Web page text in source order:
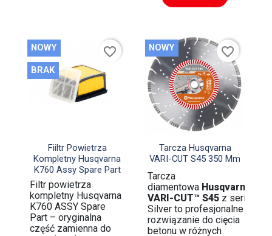
Szybki podgląd
Fiiltr Powietrza
Kompletny Husqvarna
K760 Assy Spare Part
Filtr powietrza
kompletny Husqvarna
K760 ASSY Spare
Part – oryginalna
część zamienna do
NOWY
BRAK
favorite_border
Szybki podgląd
Tarcza Husqvarna
VARI-CUT S45 350 Mm
Tarcza
diamentowa Husqvarna
VARI-CUT™ S45z serii
Silver to profesjonalne
rozwiązanie do cięcia
betonu w różnych
NOWY favorite_border